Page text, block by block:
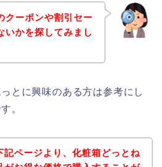
クーポンや割引セー
いかを探してみまし
とに興味のある方は参考にし
。
記ページより、化粧箱どっとね